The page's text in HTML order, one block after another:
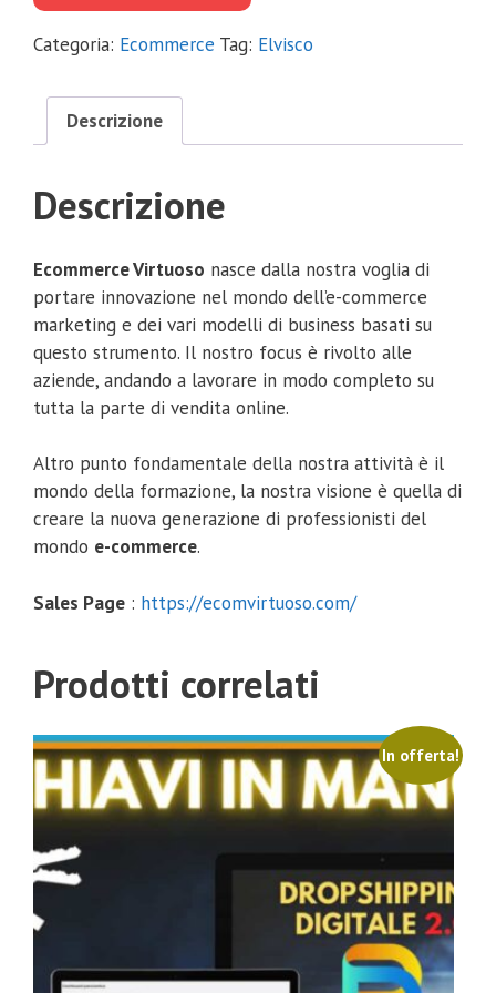
Categoria: Ecommerce Tag: Elvisco
Descrizione
Descrizione
Ecommerce Virtuoso nasce dalla nostra voglia di
portare innovazione nel mondo dell’e-commerce
marketing e dei vari modelli di business basati su
questo strumento. Il nostro focus è rivolto alle
aziende, andando a lavorare in modo completo su
tutta la parte di vendita online.
Altro punto fondamentale della nostra attività è il
mondo della formazione, la nostra visione è quella di
creare la nuova generazione di professionisti del
mondo e-commerce.
Sales Page : https://ecomvirtuoso.com/
Prodotti correlati
In offerta!